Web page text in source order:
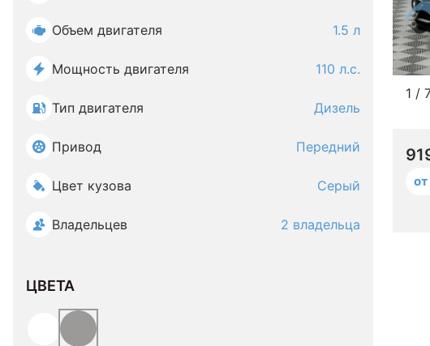
Объем двигателя 1.5 л
Мощность двигателя 110 л.с.
Тип двигателя Дизель
Привод Передний
Цвет кузова Серый
Владельцев 2 владельца
ЦВЕТА
1 /